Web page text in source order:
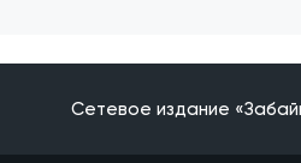
Сетевое издание